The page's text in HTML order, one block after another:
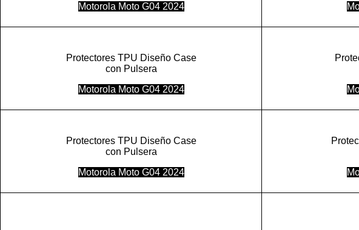
Motorola Moto G04 2024
Protectores TPU Diseño Case
con Pulsera
Motorola Moto G04 2024
Protectores TPU Diseño Case
con Pulsera
Motorola Moto G04 2024